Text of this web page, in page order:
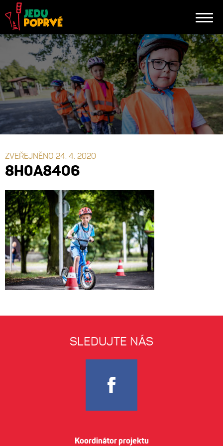
ZVEŘEJNĚNO 24. 4. 2020
8H0A8406
SLEDUJTE NÁS
Koordinátor projektu